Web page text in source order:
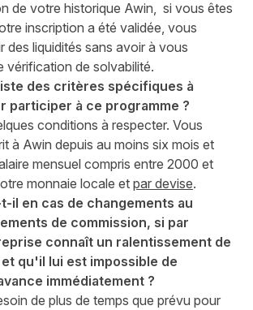
de votre historique Awin, si vous êtes
inscription a été validée, vous
des liquidités sans avoir à vous
vérification de solvabilité.
des critères spécifiques à
participer à ce programme ?
conditions à respecter. Vous
à Awin depuis au moins six mois et
mensuel compris entre 2000 et
monnaie locale et par devise.
il en cas de changements au
de commission, si par
connaît un ralentissement de
qu'il lui est impossible de
immédiatement ?
de plus de temps que prévu pour